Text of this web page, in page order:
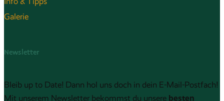
Galerie
Newsletter
Bleib up to Date! Dann hol uns doch in dein E-Mail-Postfach!
Mit unserem Newsletter bekommst du unsere besten